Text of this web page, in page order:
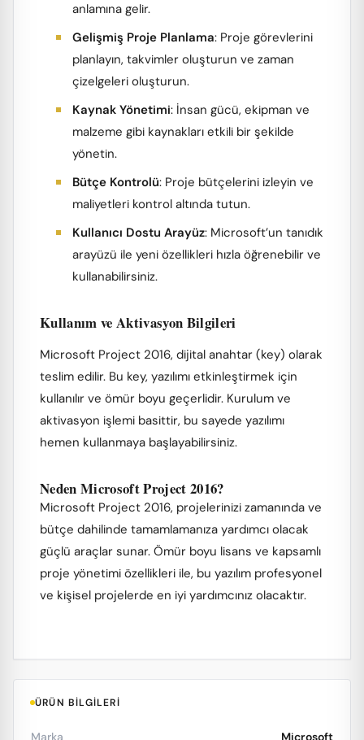
anlamına gelir.
Gelişmiş Proje Planlama: Proje görevlerini
planlayın, takvimler oluşturun ve zaman
çizelgeleri oluşturun.
Kaynak Yönetimi: İnsan gücü, ekipman ve
malzeme gibi kaynakları etkili bir şekilde
yönetin.
Bütçe Kontrolü: Proje bütçelerini izleyin ve
maliyetleri kontrol altında tutun.
Kullanıcı Dostu Arayüz: Microsoft’un tanıdık
arayüzü ile yeni özellikleri hızla öğrenebilir ve
kullanabilirsiniz.
Kullanım ve Aktivasyon Bilgileri
Microsoft Project 2016, dijital anahtar (key) olarak
teslim edilir. Bu key, yazılımı etkinleştirmek için
kullanılır ve ömür boyu geçerlidir. Kurulum ve
aktivasyon işlemi basittir, bu sayede yazılımı
hemen kullanmaya başlayabilirsiniz.
Neden Microsoft Project 2016?
Microsoft Project 2016, projelerinizi zamanında ve
bütçe dahilinde tamamlamanıza yardımcı olacak
güçlü araçlar sunar. Ömür boyu lisans ve kapsamlı
proje yönetimi özellikleri ile, bu yazılım profesyonel
ve kişisel projelerde en iyi yardımcınız olacaktır.
ÜRÜN BILGILERI
Marka Microsoft